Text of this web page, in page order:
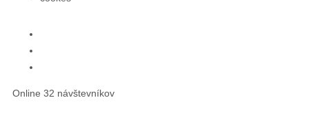
Online 32 návštevníkov